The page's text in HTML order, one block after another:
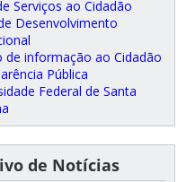
Serviços ao Cidadão
Desenvolvimento
de informação ao Cidadão
Pública
Federal de Santa
de Notícias